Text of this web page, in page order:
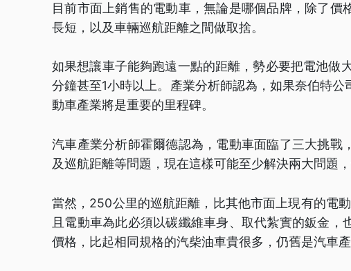
目前市面上銷售的電動車，無論是哪個品牌，除了價
長短，以及車輛巡航距離之間做取捨。
如果想讓車子能夠跑遠一點的距離，勢必要把電池做
分鐘甚至1小時以上。產業分析師認為，如果奈伯特
動車產業將是重要的里程碑。
汽車產業分析師霍爾德認為，電動車面臨了三大挑戰
及巡航距離等問題，現在這樣可能至少解決兩大問題
當然，250公里的巡航距離，比其他市面上現有的電
且電動車為此必須以碳纖維車身、取代紮實的鈑金
價格，比起相同規格的汽柴油車貴很多，仍舊是汽車